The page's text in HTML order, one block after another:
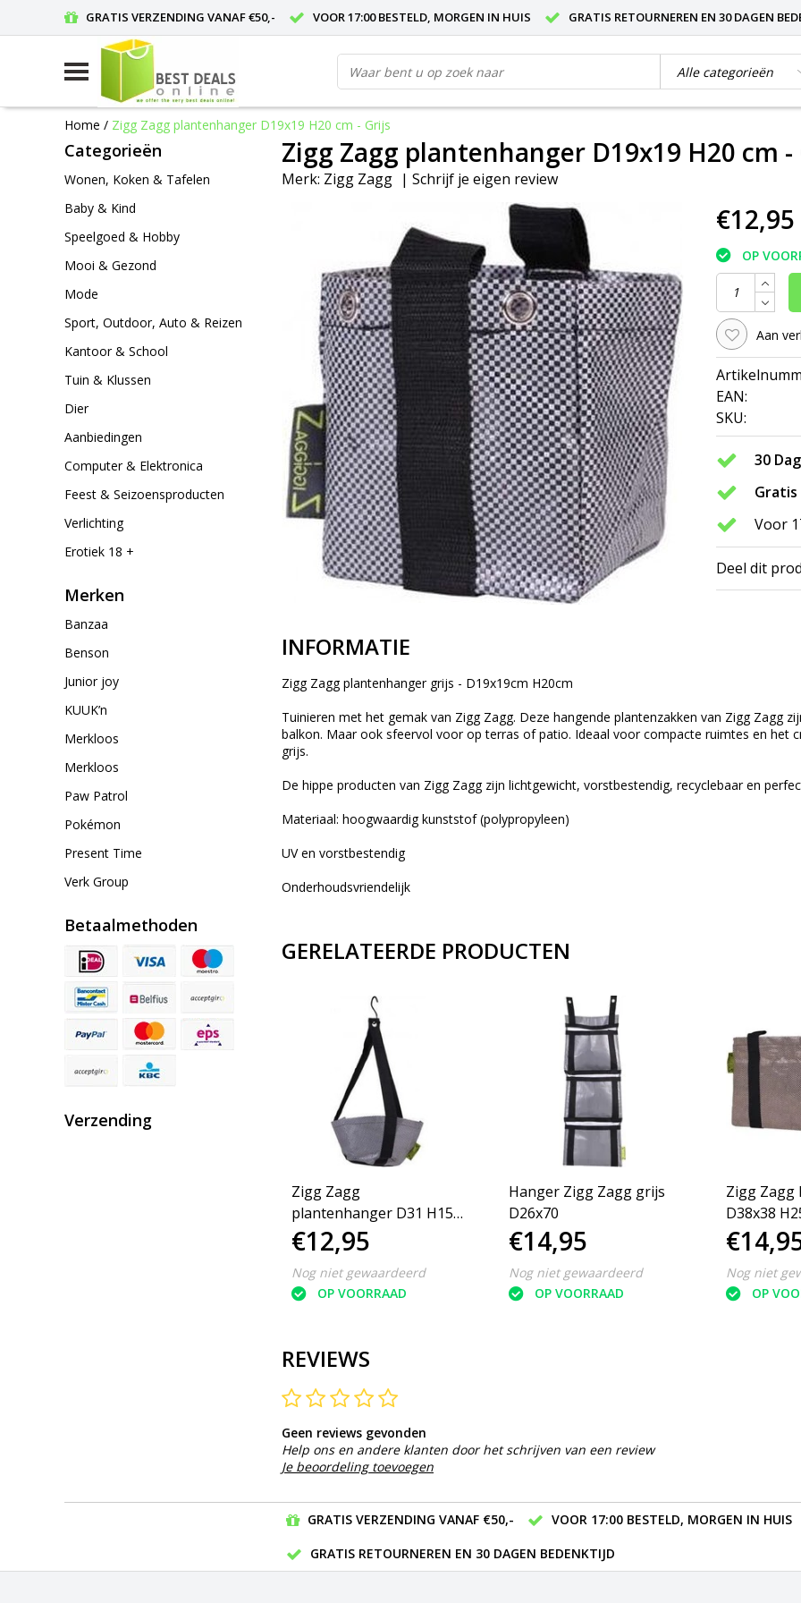
GRATIS VERZENDING VANAF €50,- VOOR 17:00 BESTELD, MORGEN IN HUIS GRATIS RETOURNEREN EN 30 DAGEN
Home / Zigg Zagg plantenhanger D19x19 H20 cm - Grijs
Categorieën
Wonen, Koken & Tafelen
Baby & Kind
Speelgoed & Hobby
Mooi & Gezond
Mode
Sport, Outdoor, Auto & Reizen
Kantoor & School
Tuin & Klussen
Dier
Aanbiedingen
Computer & Elektronica
Feest & Seizoensproducten
Verlichting
Erotiek 18 +
Merken
Banzaa
Benson
Junior joy
KUUK’n
Merkloos
Merkloos
Paw Patrol
Pokémon
Present Time
Verk Group
Betaalmethoden
Verzending
Zigg Zagg plantenhanger D19x19 H20 cm -
Merk: Zigg Zagg | Schrijf je eigen review
€12,95
OP
Aan
EAN:
SKU:
30
Gratis
Voor
Deel dit
INFORMATIE
Zigg Zagg plantenhanger grijs - D19x19cm H20cm
Tuinieren met het gemak van Zigg Zagg. Deze hangende plantenzakken van Zigg Zagg
balkon. Maar ook sfeervol voor op terras of patio. Ideaal voor compacte ruimtes en het
grijs.
De hippe producten van Zigg Zagg zijn lichtgewicht, vorstbestendig, recyclebaar en
Materiaal: hoogwaardig kunststof (polypropyleen)
UV en vorstbestendig
Onderhoudsvriendelijk
GERELATEERDE PRODUCTEN
Zigg Zagg
plantenhanger D31 H15
cm - Grijs
€12,95
Nog niet gewaardeerd
OP VOORRAAD
Hanger Zigg Zagg grijs
D26x70
€14,95
Nog niet gewaardeerd
OP VOORRAAD
Zigg Zagg
D38x38
Nog niet
OP
REVIEWS
Geen reviews gevonden
Help ons en andere klanten door het schrijven van een review
Je beoordeling toevoegen
GRATIS VERZENDING VANAF €50,-
VOOR 17:00 BESTELD, MORGEN IN HUIS
GRATIS RETOURNEREN EN 30 DAGEN BEDENKTIJD